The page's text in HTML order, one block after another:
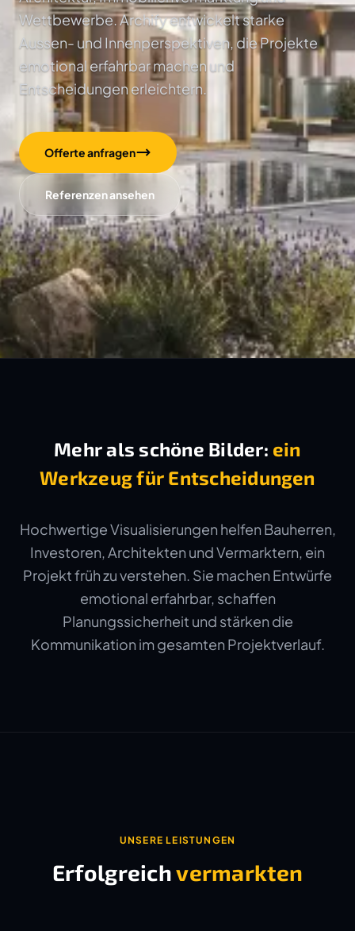
Wettbewerbe. Archify entwickelt starke
Aussen- und Innenperspektiven, die Projekte
emotional erfahrbar machen und
Entscheidungen erleichtern.
Offerte anfragen
Referenzen ansehen
Mehr als schöne Bilder: ein
Werkzeug für Entscheidungen
Hochwertige Visualisierungen helfen Bauherren,
Investoren, Architekten und Vermarktern, ein
Projekt früh zu verstehen. Sie machen Entwürfe
emotional erfahrbar, schaffen
Planungssicherheit und stärken die
Kommunikation im gesamten Projektverlauf.
UNSERE LEISTUNGEN
Erfolgreichvermarkten